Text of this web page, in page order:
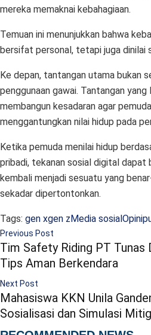
mereka memaknai kebahagiaan.
Temuan ini menunjukkan bahwa
bersifat personal, tetapi juga dinilai
Ke depan, tantangan utama bukan
penggunaan gawai. Tantangan
membangun kesadaran agar
menggantungkan nilai hidup pada
Ketika pemuda menilai hidup
pribadi, tekanan sosial digital dapat
kembali menjadi sesuatu yang
sekadar dipertontonkan.
Tags: gen xgen zMedia sosialOpini
Previous Post
Tim Safety Riding PT Tunas
Tips Aman Berkendara
Next Post
Mahasiswa KKN Unila
Sosialisasi dan Simulasi